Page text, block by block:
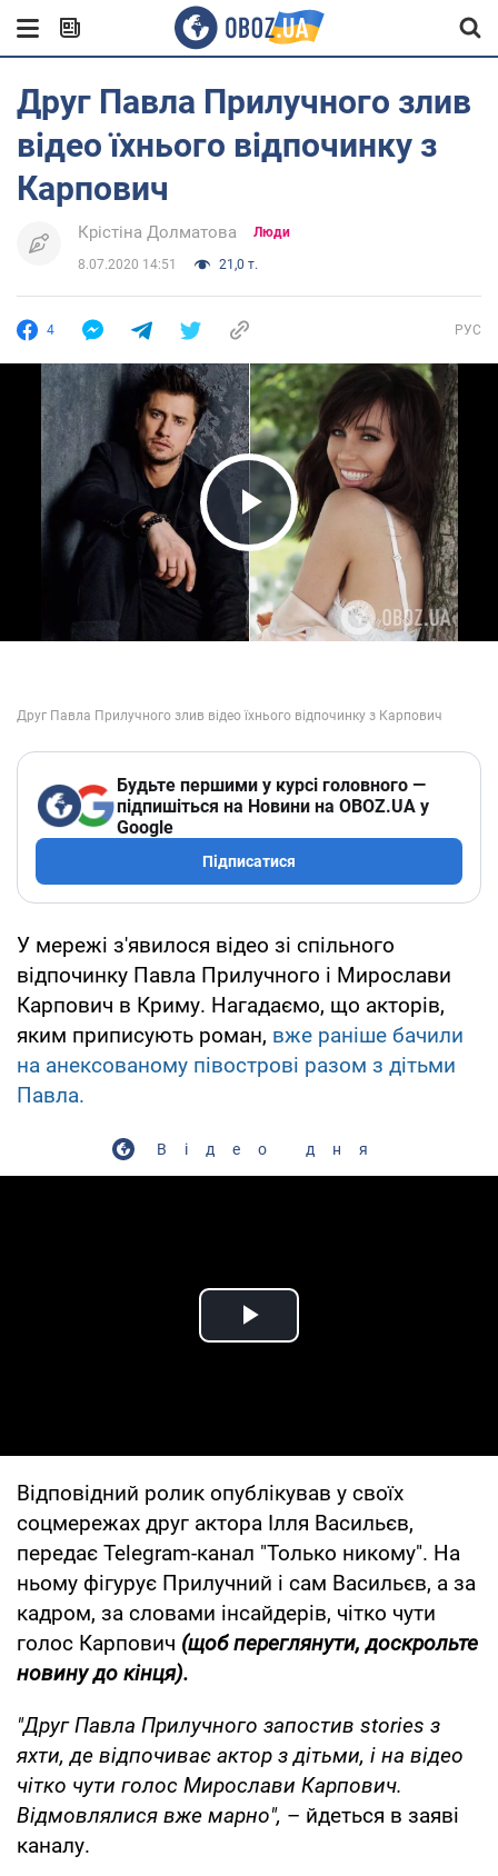
Друг Павла Прилучного злив
відео їхнього відпочинку з
Карпович
Крістіна Долматова Люди
8.07.2020 14:51 21,0 т.
4 РУС
Play Video
Будьте першими у курсі головного —
підпишіться на Новини на OBOZ.UA у
Google
Підписатися
У мережі з'явилося відео зі спільного
відпочинку Павла Прилучного і Мирослави
Карпович в Криму. Нагадаємо, що акторів,
яким приписують роман, вже раніше бачили
на анексованому півострові разом з дітьми
Павла.
Відео дня
Play Video
Відповідний ролик опублікував у своїх
соцмережах друг актора Ілля Васильєв,
передає Telegram-канал "Только никому". На
ньому фігурує Прилучний і сам Васильєв, а за
кадром, за словами інсайдерів, чітко чути
голос Карпович (щоб переглянути, доскрольте
новину до кінця).
"Друг Павла Прилучного запостив stories з
яхти, де відпочиває актор з дітьми, і на відео
чітко чути голос Мирослави Карпович.
Відмовлялися вже марно", – йдеться в заяві
каналу.